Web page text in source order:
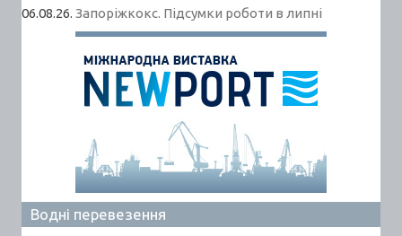
06.08.26. Запоріжкокс. Підсумки роботи в липні
Водні перевезення